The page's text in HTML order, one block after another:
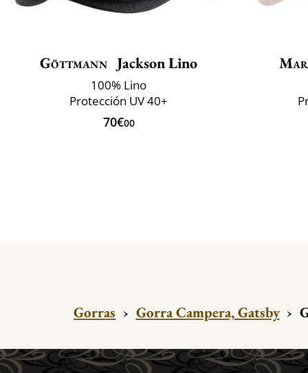
Göttmann Jackson Lino
100% Lino
Protección UV 40+
70€00
Gorras › Gorra Campera, Gatsby ›